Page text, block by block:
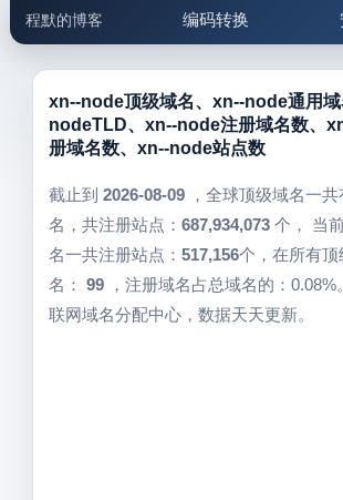
程默的博客 编码转换
邮件工具 生活便民
5.1支付宝大红包
xn--node顶级域名、xn--node通用
nodeTLD、xn--node注册域名数、
册域名数、xn--node站点数
截止到 2026-08-09，全球顶级域名一共
名，共注册站点： 687,934,073 个， 当
名一共注册站点： 517,156个，在所有
名： 99，注册域名占总域名的：0.08%
联网域名分配中心，数据天天更新。